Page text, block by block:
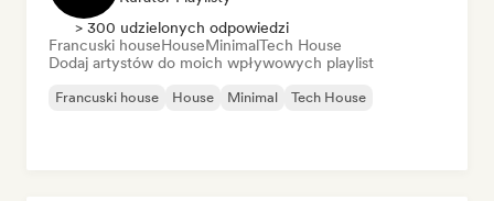
> 300 udzielonych odpowiedzi
Francuski houseHouseMinimalTech House
Dodaj artystów do moich wpływowych playlist
Francuski house House Minimal Tech House